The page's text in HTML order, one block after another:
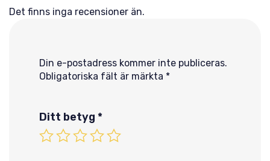
Det finns inga recensioner än.
Din e-postadress kommer inte publiceras.
Obligatoriska fält är märkta *
Ditt betyg *